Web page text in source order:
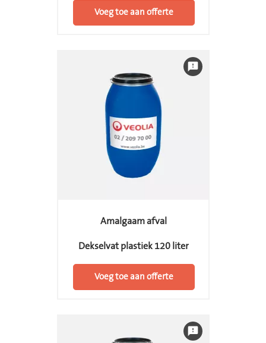
Voeg toe aan offerte
feedback
Amalgaam afval
Dekselvat plastiek 120 liter
Voeg toe aan offerte
feedback